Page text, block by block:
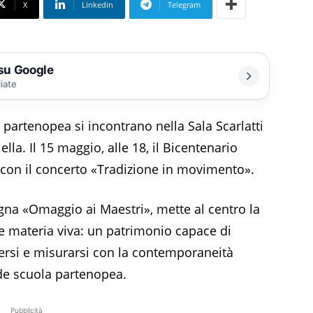
X Linkedin Telegram
Google
si incontrano nella Sala Scarlatti
Il 15 maggio, alle 18, il Bicentenario
il concerto «Tradizione in movimento».
«Omaggio ai Maestri», mette al centro la
viva: un patrimonio capace di
e misurarsi con la contemporaneità
scuola partenopea.
Pubblicità